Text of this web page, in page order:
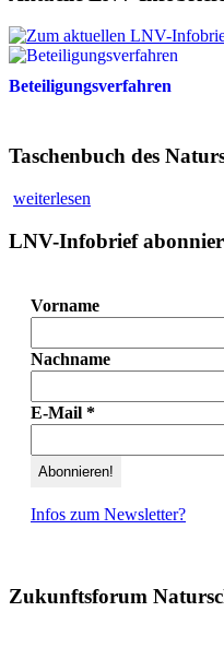
Beteiligungsverfahren
Taschenbuch des
weiterlesen
LNV-Infobrief
Vorname
Nachname
E-Mail *
Infos zum Newsletter?
Zukunftsforum